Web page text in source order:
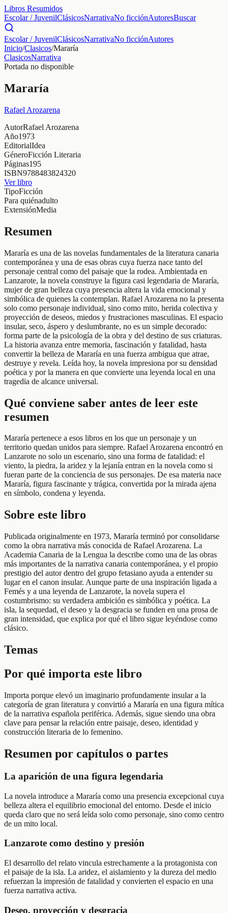
Libros Resumidos
Escolar / JuvenilClásicosNarrativaNo ficciónAutoresBuscar
Escolar / JuvenilClásicosNarrativaNo ficciónAutores
Inicio/Clasicos/Mararía
ClasicosNarrativa
Portada no disponible
Mararía
Rafael Arozarena
AutorRafael Arozarena
Año1973
EditorialIdea
GéneroFicción Literaria
Páginas195
ISBN9788483824320
Ver libro
TipoFicción
Para quiénadulto
ExtensiónMedia
Resumen
Mararía es una de las novelas fundamentales de la literatura canaria
contemporánea y una de esas obras cuya fuerza nace tanto del
personaje central como del paisaje que la rodea. Ambientada en
Lanzarote, la novela construye la figura casi legendaria de Mararía,
mujer de gran belleza cuya presencia altera la vida emocional y
simbólica de quienes la contemplan. Rafael Arozarena no la presenta
solo como personaje individual, sino como mito, herida colectiva y
proyección de deseos, miedos y frustraciones masculinas. El espacio
insular, seco, áspero y deslumbrante, no es un simple decorado:
forma parte de la psicología de la obra y del destino de sus criaturas.
La historia avanza entre memoria, fascinación y fatalidad, hasta
convertir la belleza de Mararía en una fuerza ambigua que atrae,
destruye y revela. Leída hoy, la novela impresiona por su densidad
poética y por la manera en que convierte una leyenda local en una
tragedia de alcance universal.
Qué conviene saber antes de leer este
resumen
Mararía pertenece a esos libros en los que un personaje y un
territorio quedan unidos para siempre. Rafael Arozarena encontró en
Lanzarote no solo un escenario, sino una forma de fatalidad: el
viento, la piedra, la aridez y la lejanía entran en la novela como si
fueran parte de la conciencia de sus personajes. De esa materia nace
Mararía, figura fascinante y trágica, convertida por la mirada ajena
en símbolo, condena y leyenda.
Sobre este libro
Publicada originalmente en 1973, Mararía terminó por consolidarse
como la obra narrativa más conocida de Rafael Arozarena. La
Academia Canaria de la Lengua la describe como una de las obras
más importantes de la narrativa canaria contemporánea, y el propio
prestigio del autor dentro del grupo fetasiano ayuda a entender su
lugar en el canon insular. Aunque parte de una inspiración ligada a
Femés y a una leyenda de Lanzarote, la novela supera el
costumbrismo: su verdadera ambición es simbólica y poética. La
isla, la sequedad, el deseo y la desgracia se funden en una prosa de
gran intensidad, que explica por qué el libro sigue leyéndose como
clásico.
Temas
Por qué importa este libro
Importa porque elevó un imaginario profundamente insular a la
categoría de gran literatura y convirtió a Mararía en una figura mítica
de la narrativa española periférica. Además, sigue siendo una obra
clave para pensar la relación entre paisaje, deseo, identidad y
construcción literaria de lo femenino.
Resumen por capítulos o partes
La aparición de una figura legendaria
La novela introduce a Mararía como una presencia excepcional cuya
belleza altera el equilibrio emocional del entorno. Desde el inicio
queda claro que no será leída solo como personaje, sino como centro
de un mito local.
Lanzarote como destino y presión
El desarrollo del relato vincula estrechamente a la protagonista con
el paisaje de la isla. La aridez, el aislamiento y la dureza del medio
refuerzan la impresión de fatalidad y convierten el espacio en una
fuerza narrativa activa.
Deseo, proyección y desgracia